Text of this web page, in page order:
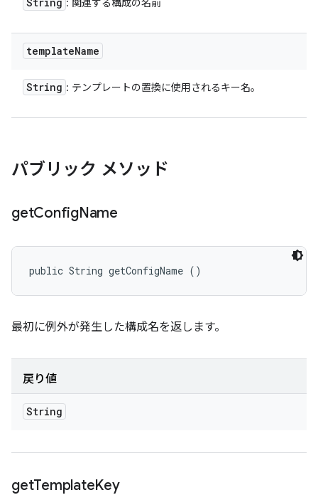
: 関連する構成の名前
templateName
String : テンプレートの置換に使用されるキー名。
パブリック メソッド
getConfigName
public String getConfigName ()
最初に例外が発生した構成名を返します。
戻り値
String
getTemplateKey